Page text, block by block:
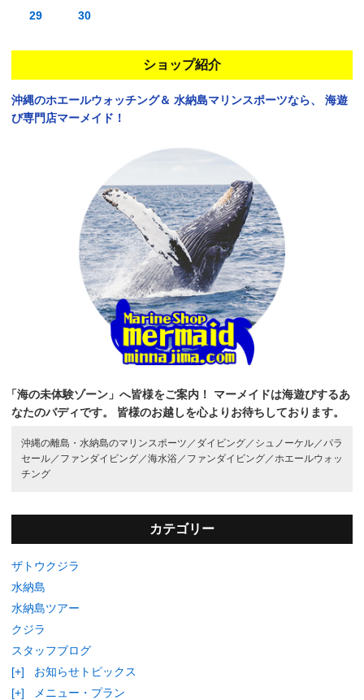
29 30
ショップ紹介
沖縄のホエールウォッチング＆ 水納島マリンスポーツなら、
海遊
び専門店マーメイド！
「海の未体験ゾーン」へ皆様をご案内！
マーメイドは海遊びするあ
なたのバディです。
皆様のお越しを心よりお待ちしております。
沖縄の離島・水納島のマリンスポーツ／ ダイビング／ シュノーケル／ パラ
セール／ ファンダイビング／海水浴／ ファンダイビング／ ホエールウォッ
チング
カテゴリー
ザトウクジラ
水納島
水納島ツアー
クジラ
スタッフブログ
[+]
お知らせトピックス
[+]
メニュー・プラン